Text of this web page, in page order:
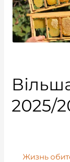
2025/
Жизнь